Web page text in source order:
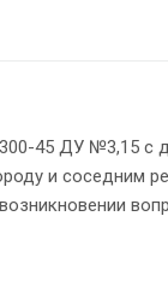
45 ДУ №3,15
и соседним